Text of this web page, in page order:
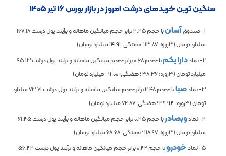
سنگین ترین خریدهای درشت امروز در بازار بورس ۱۶ تیر ۱۴۰۵
1- صندوق آسانبا حجم4.45برابر حجم میانگین ماهانه و برآیند پول درشت167.18
میلیارد تومان (3روزه:
13.87؛ هفتگی: 14.91میلیارد تومان)
2- نماد
دارا یکمبا حجم0.68برابر حجم میانگین ماهانه و برآیند پول درشت95.13
میلیارد تومان (3روزه:
38.36؛ هفتگی:-9.00میلیارد تومان)
3- نماد
صبابا حجم2.48برابر حجم میانگین ماهانه و برآیند پول درشت73.71میلیارد
تومان (3روزه:
49.94؛ هفتگی:72.87میلیارد تومان)
4- نماد
وبصادربا حجم0.45برابر حجم میانگین ماهانه و برآیند پول درشت61.45
میلیارد تومان (3روزه:
118.97؛ هفتگی:68.68میلیارد تومان)
5- نماد
خودروبا حجم0.42برابر حجم میانگین ماهانه و برآیند پول درشت56.44